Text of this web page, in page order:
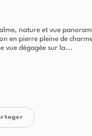
nature et vue
en pierre pleine de
vue dégagée sur la...